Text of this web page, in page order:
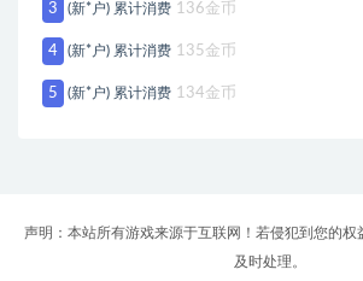
3 (新*户) 累计消费 136金币
4 (新*户) 累计消费 135金币
5 (新*户) 累计消费 134金币
声明：本站所有游戏来源于互联网！若侵犯到您的权
及时处理。